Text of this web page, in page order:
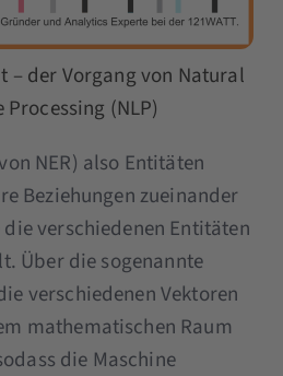
– der Vorgang von Natural
Processing (NLP)
NER) also Entitäten
Beziehungen zueinander
verschiedenen Entitäten
Über die sogenannte
verschiedenen Vektoren
mathematischen Raum
die Maschine